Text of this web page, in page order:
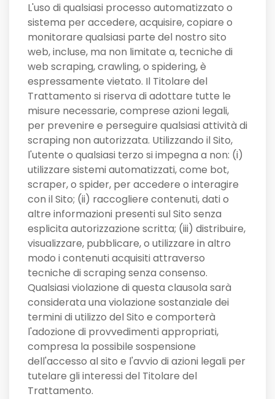
L'uso di qualsiasi processo automatizzato o
sistema per accedere, acquisire, copiare o
monitorare qualsiasi parte del nostro sito
web, incluse, ma non limitate a, tecniche di
web scraping, crawling, o spidering, è
espressamente vietato. Il Titolare del
Trattamento si riserva di adottare tutte le
misure necessarie, comprese azioni legali,
per prevenire e perseguire qualsiasi attività di
scraping non autorizzata. Utilizzando il Sito,
l'utente o qualsiasi terzo si impegna a non: (i)
utilizzare sistemi automatizzati, come bot,
scraper, o spider, per accedere o interagire
con il Sito; (ii) raccogliere contenuti, dati o
altre informazioni presenti sul Sito senza
esplicita autorizzazione scritta; (iii) distribuire,
visualizzare, pubblicare, o utilizzare in altro
modo i contenuti acquisiti attraverso
tecniche di scraping senza consenso.
Qualsiasi violazione di questa clausola sarà
considerata una violazione sostanziale dei
termini di utilizzo del Sito e comporterà
l'adozione di provvedimenti appropriati,
compresa la possibile sospensione
dell'accesso al sito e l'avvio di azioni legali per
tutelare gli interessi del Titolare del
Trattamento.